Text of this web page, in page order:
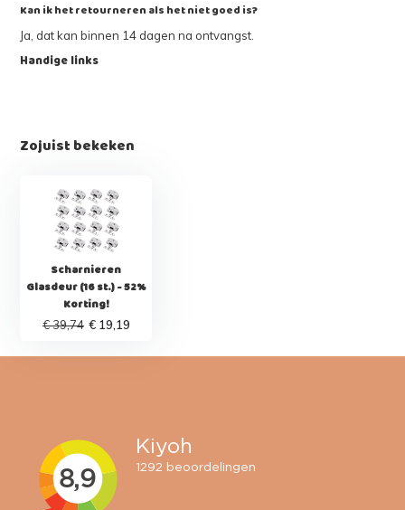
Kan ik het retourneren als het niet goed is?
Ja, dat kan binnen 14 dagen na ontvangst.
Handige links
Zojuist bekeken
Scharnieren
Glasdeur (16 st.) - 52%
Korting!
€ 39,74 € 19,19